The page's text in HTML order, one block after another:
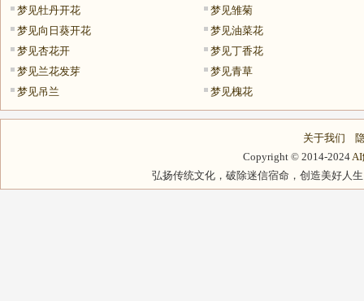
梦见牡丹开花
梦见雏菊
梦见向日葵开花
梦见油菜花
梦见杏花开
梦见丁香花
梦见兰花发芽
梦见青草
梦见吊兰
梦见槐花
关于我们
Copyright © 2014-2024AI
弘扬传统文化，破除迷信宿命，创造美好人